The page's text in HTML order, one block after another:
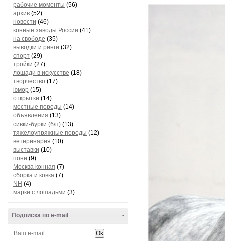
рабочие моменты (56)
архив (52)
новости (46)
конные заводы России (41)
на свободе (35)
выводки и ринги (32)
спорт (29)
тройки (27)
лошади в искусстве (18)
творчество (17)
юмор (15)
открытки (14)
местные породы (14)
объявления (13)
сивки-бурки (б/п) (13)
тяжелоупряжные породы (12)
ветеринария (10)
выставки (10)
пони (9)
Москва конная (7)
сборка и ковка (7)
NH (4)
марки с лошадьми (3)
-
Подписка по e-mail